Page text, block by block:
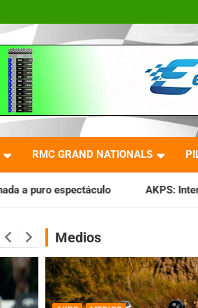
RMC GRAND NATIONALS
AKPS: Intervino la IGJ y oficializó el
Medios